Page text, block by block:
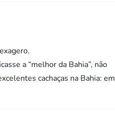
a “melhor da Bahia”, não
cachaças na Bahia: em